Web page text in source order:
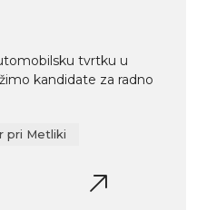
tvrtku u
kandidate za radno
pri Metliki